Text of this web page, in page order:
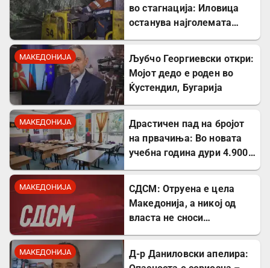
во стагнација: Иловица
останува најголемата
МАКЕДОНИЈА
Љубчо Георгиевски откри:
Мојот дедо е роден во
Ќустендил, Бугарија
МАКЕДОНИЈА
Драстичен пад на бројот
на првачиња: Во новата
учебна година дури 4.900
МАКЕДОНИЈА
СДСМ: Отруена е цела
Македонија, а никој од
власта не сноси
МАКЕДОНИЈА
Д-р Даниловски апелира: